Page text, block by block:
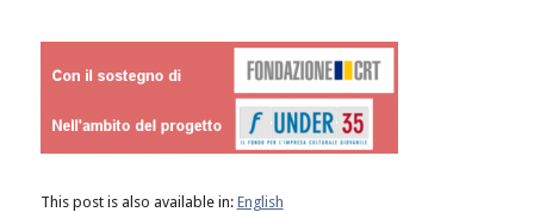
This post is also available in: English